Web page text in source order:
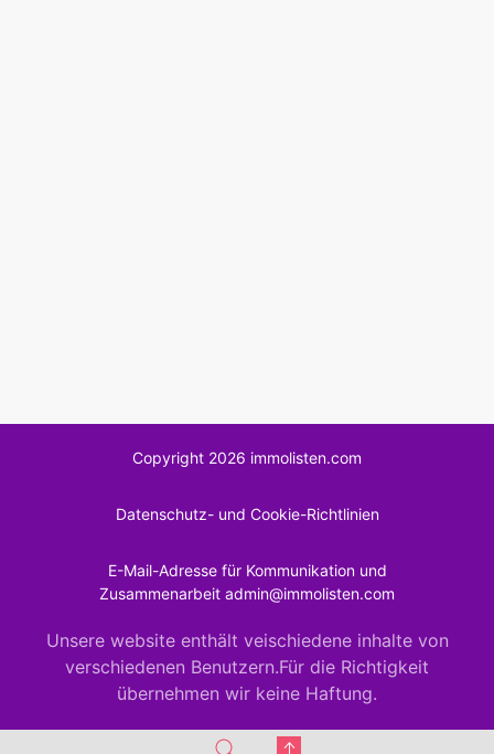
Copyright 2026 immolisten.com
Datenschutz- und Cookie-Richtlinien
E-Mail-Adresse für Kommunikation und
Zusammenarbeit admin@immolisten.com
Unsere website enthält veischiedene inhalte von
verschiedenen Benutzern.Für die Richtigkeit
übernehmen wir keine Haftung.